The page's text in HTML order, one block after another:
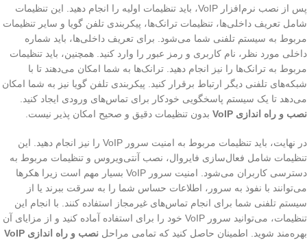
پس از نصب نرم‌افزار VoIP، باید تنظیمات اولیه را انجام دهید. این تنظیمات
شامل تعریف داخلی‌ها، تنظیمات ترانک‌ها، پیکربندی تلفن گویا و سایر تنظیمات
مربوط به سیستم تلفنی شما می‌شود. برای تعریف داخلی‌ها، باید شماره
داخلی مورد نظر، نام کاربری و رمز عبور را وارد کنید. همچنین، باید تنظیمات
مربوط به ترانک‌ها را نیز انجام دهید. ترانک‌ها به شما امکان می‌دهند تا با
شبکه‌های تلفنی دیگر ارتباط برقرار کنید. پیکربندی تلفن گویا نیز به شما امکان
می‌دهد تا یک سیستم پاسخگویی خودکار برای تماس‌های ورودی ایجاد کنید.
نصب و راه اندازی VoIP
بدون تنظیمات دقیق و صحیح امکان پذیر نیست.
در نهایت، باید تنظیمات مربوط به امنیت سرور VoIP را نیز انجام دهید. این
تنظیمات شامل فعال‌سازی فایروال، نصب آنتی‌ویروس و تنظیمات مربوط به
دسترسی کاربران می‌شود. امنیت سرور VoIP بسیار مهم است زیرا هکرها
می‌توانند با نفوذ به سرور، اطلاعات حساس شما را به سرقت ببرند یا از
سیستم تلفنی شما برای انجام تماس‌های غیرمجاز استفاده کنند. با انجام این
تنظیمات، می‌توانید سرور VoIP خود را برای استفاده آماده کنید و از مزایای آن
بهره‌مند شوید. اطمینان حاصل کنید که تمامی مراحل نصب و راه اندازی VoIP